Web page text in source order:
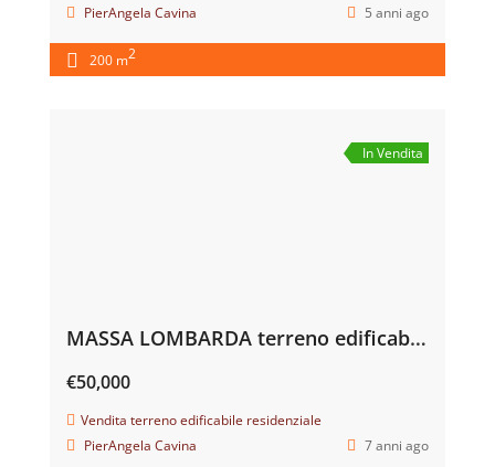
PierAngela Cavina
5 anni ago
200 m2
In Vendita
MASSA LOMBARDA terreno edificabile x tre ville cad. mq. 300 € 50.000
€50,000
Vendita terreno edificabile residenziale
PierAngela Cavina
7 anni ago